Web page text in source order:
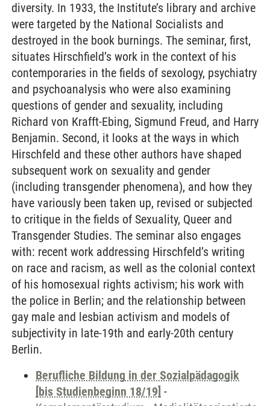
diversity. In 1933, the Institute’s library and archive
were targeted by the National Socialists and
destroyed in the book burnings. The seminar, first,
situates Hirschfield’s work in the context of his
contemporaries in the fields of sexology, psychiatry
and psychoanalysis who were also examining
questions of gender and sexuality, including
Richard von Krafft-Ebing, Sigmund Freud, and Harry
Benjamin. Second, it looks at the ways in which
Hirschfeld and these other authors have shaped
subsequent work on sexuality and gender
(including transgender phenomena), and how they
have variously been taken up, revised or subjected
to critique in the fields of Sexuality, Queer and
Transgender Studies. The seminar also engages
with: recent work addressing Hirschfeld’s writing
on race and racism, as well as the colonial context
of his homosexual rights activism; his work with
the police in Berlin; and the relationship between
gay male and lesbian activism and models of
subjectivity in late-19th and early-20th century
Berlin.
Berufliche Bildung in der Sozialpädagogik
[bis Studienbeginn 18/19] -